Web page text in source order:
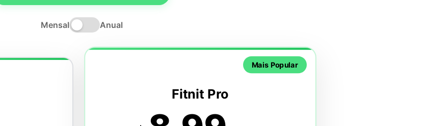
Mensal Anual
Mais Popular
Fitnit Pro